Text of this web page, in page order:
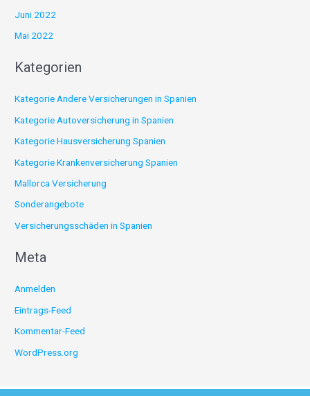
Juni 2022
Mai 2022
Kategorien
Kategorie Andere Versicherungen in Spanien
Kategorie Autoversicherung in Spanien
Kategorie Hausversicherung Spanien
Kategorie Krankenversicherung Spanien
Mallorca Versicherung
Sonderangebote
Versicherungsschäden in Spanien
Meta
Anmelden
Eintrags-Feed
Kommentar-Feed
WordPress.org